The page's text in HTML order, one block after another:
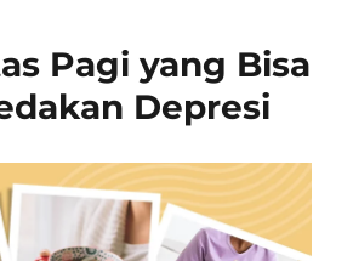
Pagi yang Bisa
Depresi